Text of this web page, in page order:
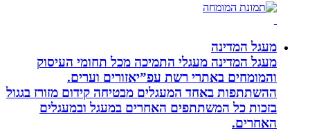
מעגל המדינה
מעגל המדינה מעגלי התמיכה מכל תחומי העיסוק
והמומחים באתרי רשת עפ”יאזורים וערים.
ההשתתפות באחד המעגלים מבטיחה קידום מזורז בגגול
בזכות כל המשתתפים האחרים במעגל ובמעגלים
האחרים.